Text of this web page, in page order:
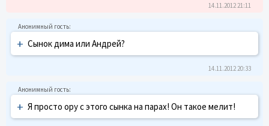
14.11.2012 21:11
+ Сынок дима или Андрей?
14.11.2012 20:33
+ Я просто ору с этого сынка на парах! Он такое мелит!